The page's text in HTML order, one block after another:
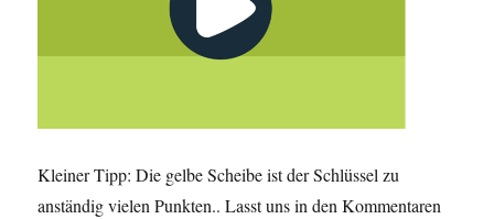
Kleiner Tipp: Die gelbe Scheibe ist der Schlüssel zu
anständig vielen Punkten.. Lasst uns in den Kommentaren